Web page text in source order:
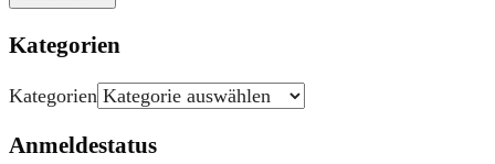
Kategorien
Kategorien
Anmeldestatus